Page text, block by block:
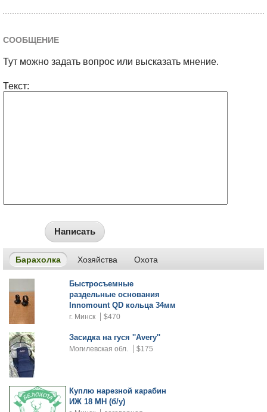
СООБЩЕНИЕ
Тут можно задать вопрос или высказать мнение.
Текст:
Написать
Барахолка Хозяйства Охота
Быстросъемные
раздельные основания
Innomount QD кольца 34мм
г. Минск $470
Засидка на гуся ''Avery''
Могилевская обл. $175
Куплю нарезной карабин
ИЖ 18 МН (б/у)